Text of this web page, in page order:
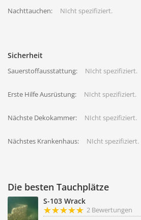
Nachttauchen: NIcht spezifiziert.
Sicherheit
Sauerstoffausstattung: NIcht spezifiziert.
Erste Hilfe Ausrüstung: NIcht spezifiziert.
Nächste Dekokammer: NIcht spezifiziert.
Nächstes Krankenhaus: NIcht spezifiziert.
Die besten Tauchplätze
S-103 Wrack
2 Bewertungen